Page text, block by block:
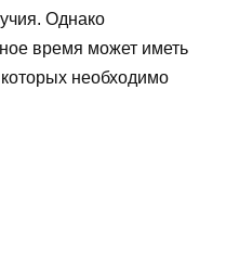
Однако
время может иметь
необходимо